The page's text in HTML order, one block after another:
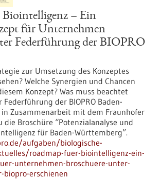
– Ein
für Unternehmen
Federführung der BIOPRO
zur Umsetzung des Konzeptes
Welche Synergien und Chancen
Konzept? Was muss beachtet
der BIOPRO Baden-
Zusammenarbeit mit dem Fraunhofer
die Broschüre “Potenzialanalyse und
für Baden-Württemberg”.
aufgaben/biologische-
roadmap-fuer-biointelligenz-ein-
unternehmen-broschuere-unter-
erschienen